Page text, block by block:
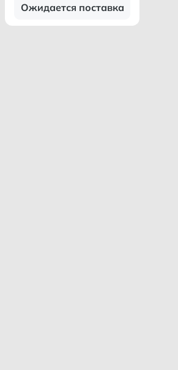
Ожидается поставка